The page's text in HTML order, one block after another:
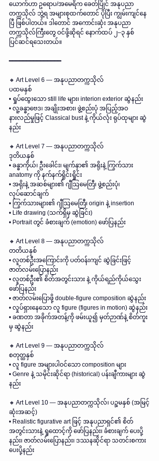
ယောက်ဟာ ဥရောပ/အမေရိက ခေတ်ပြိုင် အနုပညာ
တက္ကသိုလ် ဘွဲ့ရ အများစုထက်တောင် ပိုပြီး ကျွမ်းကျင်နေ
ပြီ ဖြစ်ပါတယ်။ ဒါတောင် အကောင်းဆုံး အနုပညာ
တက္ကသိုလ်ကြီးတွေ ဝင်ဖို့ဆိုရင် နောက်ထပ် ၂–၃ နှစ်
ပြင်ဆင်ရသေးတယ်။
━━━━━━━━━━━━━━━
🔸 Art Level 6 — အနုပညာတက္ကသိုလ်
ပထမနှစ်
• ရှုပ်ထွေးသော still life များ၊ interior၊ exterior ဆွဲနည်း
• လူ့ခန္ဓာဗေဒ၊ အချိုးအစား၊ ဖွဲ့စည်းပုံ အပြည့်အဝ
နားလည်မှုဖြင့် Classical bust နဲ့ ကိုယ်လုံး ရုပ်ထုများ ဆွဲ
နည်း
🔸 Art Level 7 — အနုပညာတက္ကသိုလ်
ဒုတိယနှစ်
• ခန္ဓာကိုယ်၊ ဦးခေါင်း၊ မျက်နှာ၏ အရိုးနဲ့ ကြွက်သား
anatomy ကို နက်နက်ရှိုင်းရှိုင်း
• အရိုးနဲ့ အဆစ်များ၏ ဂျီသြမေတြီ၊ ဖွဲ့စည်းပုံ၊
လုပ်ဆောင်ချက်
• ကြွက်သားများ၏ ဂျီသြမေတြီ၊ origin နဲ့ insertion
• Life drawing (သက်ရှိမှ ဆွဲခြင်း)
• Portrait တွင် ခံစားချက် (emotion) ဖော်ပြနည်း
🔸 Art Level 8 — အနုပညာတက္ကသိုလ်
တတိယနှစ်
• လူတစ်ဦးအကြောင်းကို ပတ်ဝန်းကျင် ဆွဲခြင်းဖြင့်
ဇာတ်လမ်းပြောနည်း
• လူတစ်ဦး၏ စိတ်အတွင်းသား နဲ့ ကိုယ်ရည်ကိုယ်သွေး
ဖော်ပြနည်း
• ဇာတ်လမ်းပြောဖို့ double-figure composition ဆွဲနည်း
• လှုပ်ရှားနေသော လူ figure (figures in motion) ဆွဲနည်း
• ခဏတာ အခိုက်အတန့်ကို ဖမ်းယူ၍ မှတ်ဉာဏ်နဲ့ စိတ်ကူး
မှ ဆွဲနည်း
🔸 Art Level 9 — အနုပညာတက္ကသိုလ်
စတုတ္ထနှစ်
• လူ figure အများပါဝင်သော composition များ
• Genre နဲ့ သမိုင်းဆိုင်ရာ (historical) ပန်းချီကားများ ဆွဲ
နည်း
🔸 Art Level 10 — အနုပညာတက္ကသိုလ်၊ ပဉ္စမနှစ် (အမြင့်
ဆုံးအဆင့်)
• Realistic figurative art ဖြင့် အနုပညာရှင်၏ စိတ်
အတွင်းသားနဲ့ ရှုထောင့်ကို ဖော်ပြနည်း၊ ခံစားချက် ပေးပို့
နည်း၊ ဇာတ်လမ်းပြောနည်း၊ ဒဿနဆိုင်ရာ သတင်းစကား
ပေးပို့နည်း